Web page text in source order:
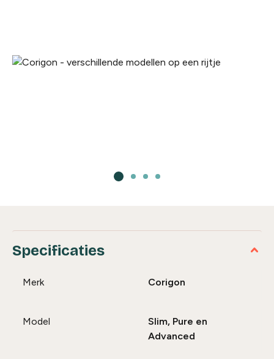
Specificaties
Merk Corigon
Model
Slim, Pure en
Advanced